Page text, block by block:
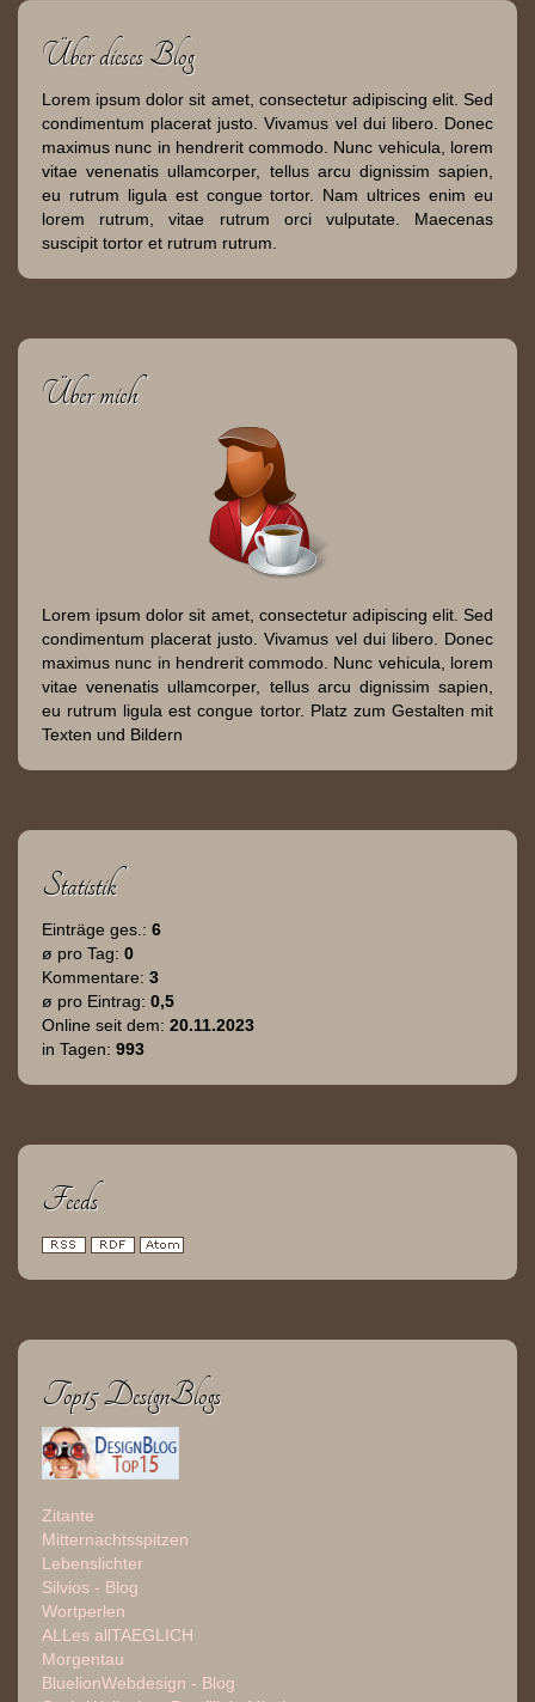
Über dieses Blog
Lorem ipsum dolor sit amet, consectetur adipiscing elit. Sed
condimentum placerat justo. Vivamus vel dui libero. Donec
maximus nunc in hendrerit commodo. Nunc vehicula, lorem
vitae venenatis ullamcorper, tellus arcu dignissim sapien,
eu rutrum ligula est congue tortor. Nam ultrices enim eu
lorem rutrum, vitae rutrum orci vulputate. Maecenas
suscipit tortor et rutrum rutrum.
Über mich
Lorem ipsum dolor sit amet, consectetur adipiscing elit. Sed
condimentum placerat justo. Vivamus vel dui libero. Donec
maximus nunc in hendrerit commodo. Nunc vehicula, lorem
vitae venenatis ullamcorper, tellus arcu dignissim sapien,
eu rutrum ligula est congue tortor. Platz zum Gestalten mit
Texten und Bildern
Statistik
Einträge ges.: 6
ø pro Tag: 0
Kommentare: 3
ø pro Eintrag: 0,5
Online seit dem: 20.11.2023
in Tagen: 993
Feeds
Top15 DesignBlogs
Zitante
Mitternachtsspitzen
Lebenslichter
Silvios - Blog
Wortperlen
ALLes allTAEGLICH
Morgentau
BluelionWebdesign - Blog